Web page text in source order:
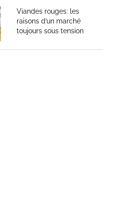
Viandes rouges: les
raisons d’un marché
toujours sous tension